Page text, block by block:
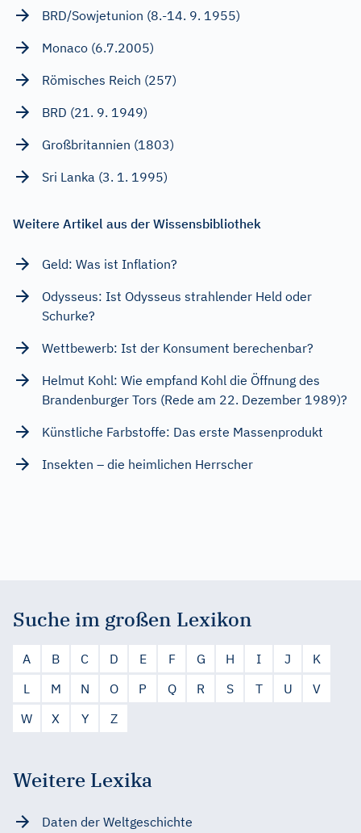
BRD/Sowjetunion (8.-14. 9. 1955)
Monaco (6.7.2005)
Römisches Reich (257)
BRD (21. 9. 1949)
Großbritannien (1803)
Sri Lanka (3. 1. 1995)
Weitere Artikel aus der Wissensbibliothek
Geld: Was ist Inflation?
Odysseus: Ist Odysseus strahlender Held oder
Schurke?
Wettbewerb: Ist der Konsument berechenbar?
Helmut Kohl: Wie empfand Kohl die Öffnung des
Brandenburger Tors (Rede am 22. Dezember 1989)?
Künstliche Farbstoffe: Das erste Massenprodukt
Insekten – die heimlichen Herrscher
Suche im großen Lexikon
A B C D E F G H I J
K
L
M N O P Q R S T U
V
W
X Y Z
Weitere Lexika
Daten der Weltgeschichte